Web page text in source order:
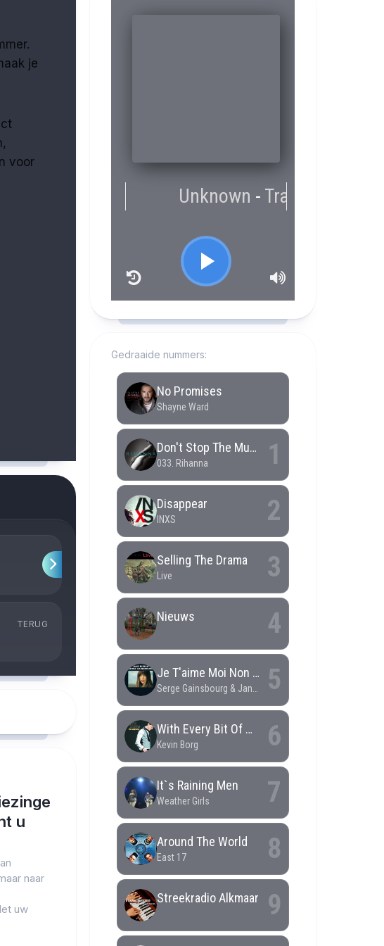
je
voor
TERUG
u
naar
uw
Gedraaide nummers: